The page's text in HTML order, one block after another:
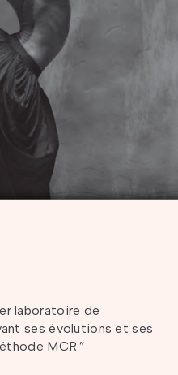
laboratoire de
ses évolutions et ses
MCR.”